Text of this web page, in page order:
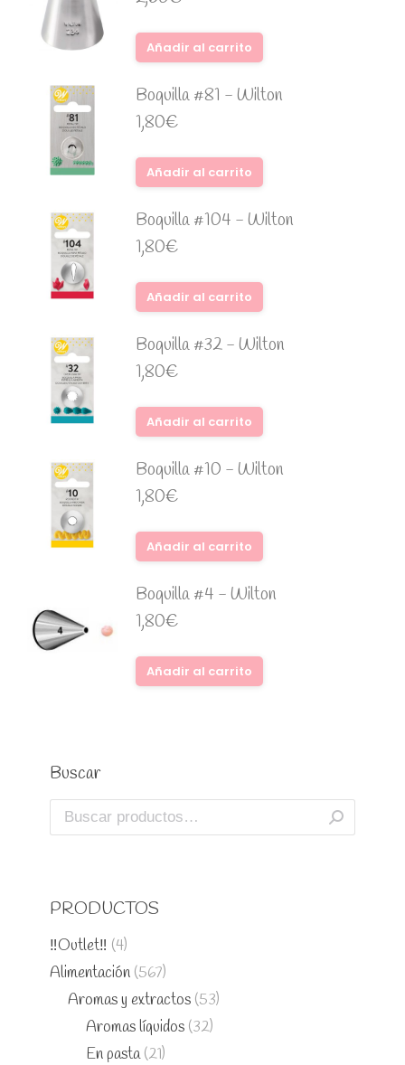
Añadir al carrito
Boquilla #81 - Wilton
1,80€
Añadir al carrito
Boquilla #104 - Wilton
1,80€
Añadir al carrito
Boquilla #32 - Wilton
1,80€
Añadir al carrito
Boquilla #10 - Wilton
1,80€
Añadir al carrito
Boquilla #4 - Wilton
1,80€
Añadir al carrito
Buscar
PRODUCTOS
‼️Outlet‼️ (4)
Alimentación (567)
Aromas y extractos (53)
Aromas líquidos (32)
En pasta (21)